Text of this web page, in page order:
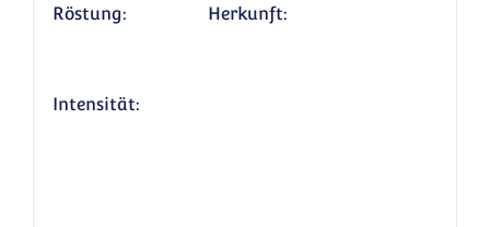
Röstung:
Intensität:
Herkunft: